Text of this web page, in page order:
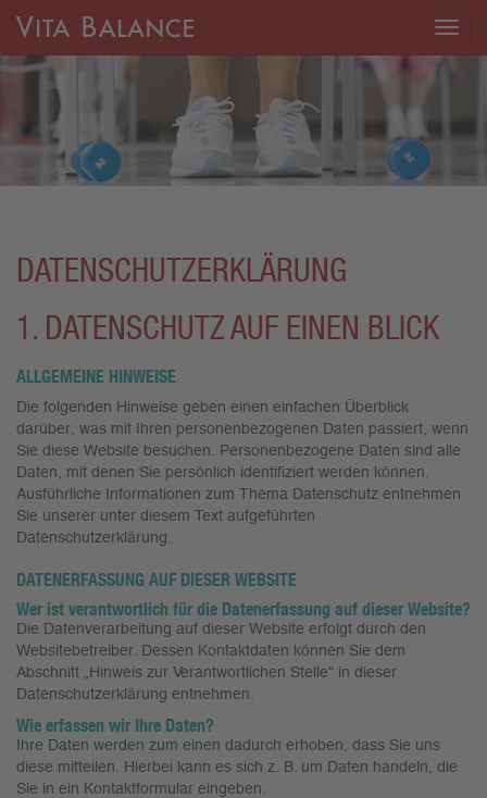
DATENSCHUTZERKLÄRUNG
1. DATENSCHUTZ AUF EINEN BLICK
ALLGEMEINE HINWEISE
Die folgenden Hinweise geben einen einfachen Überblick
darüber, was mit Ihren personenbezogenen Daten passiert, wenn
Sie diese Website besuchen. Personenbezogene Daten sind alle
Daten, mit denen Sie persönlich identifiziert werden können.
Ausführliche Informationen zum Thema Datenschutz entnehmen
Sie unserer unter diesem Text aufgeführten
Datenschutzerklärung.
DATENERFASSUNG AUF DIESER WEBSITE
Wer ist verantwortlich für die Datenerfassung auf dieser Website?
Die Datenverarbeitung auf dieser Website erfolgt durch den
Websitebetreiber. Dessen Kontaktdaten können Sie dem
Abschnitt „Hinweis zur Verantwortlichen Stelle“ in dieser
Datenschutzerklärung entnehmen.
Wie erfassen wir Ihre Daten?
Ihre Daten werden zum einen dadurch erhoben, dass Sie uns
diese mitteilen. Hierbei kann es sich z. B. um Daten handeln, die
Sie in ein Kontaktformular eingeben.